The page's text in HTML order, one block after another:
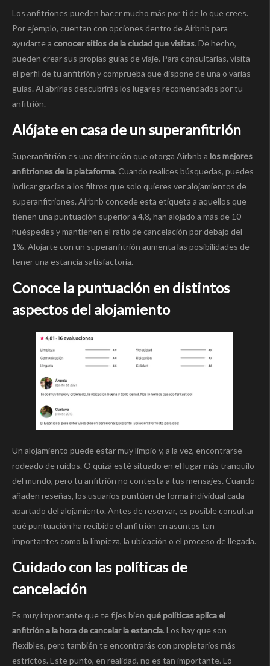
Los anfitriones pueden hacer mucho más por ti de lo que crees.
Por ejemplo, cuentan con opciones dentro de Airbnb para
ayudarte a conocer sitios de la ciudad que visitas. De hecho,
pueden crear sus propias guías de viaje. Para consultarlas, visita
el perfil de tu anfitrión y comprueba que dispone de una o varias
guías. Al abrirlas descubrirás los lugares recomendados por tu
anfitrión.
Alójate en casa de un superanfitrión
Superanfitrión es una distinción que otorga Airbnb a los mejores
anfitriones de la plataforma. Cuando realices búsquedas, puedes
indicar gracias a los filtros que solo quieres ver alojamientos de
superanfitriones. Airbnb concede esta etiqueta a aquellos que
tienen una puntuación superior a 4,8, han alojado a más de 10
huéspedes y mantienen el ratio de cancelación por debajo del
1%. Alojarte con un superanfitrión aumenta las posibilidades de
tener una estancia satisfactoria.
Conoce la puntuación en distintos
aspectos del alojamiento
Un alojamiento puede estar muy limpio y, a la vez, encontrarse
rodeado de ruidos. O quizá esté situado en el lugar más tranquilo
del mundo, pero tu anfitrión no contesta a tus mensajes. Cuando
añaden reseñas, los usuarios puntúan de forma individual cada
apartado del alojamiento. Antes de reservar, es posible consultar
qué puntuación ha recibido el anfitrión en asuntos tan
importantes como la limpieza, la ubicación o el proceso de llegada.
Cuidado con las políticas de
cancelación
Es muy importante que te fijes bien qué políticas aplica el
anfitrión a la hora de cancelar la estancia. Los hay que son
flexibles, pero también te encontrarás con propietarios más
estrictos. Este punto, en realidad, no es tan importante. Lo